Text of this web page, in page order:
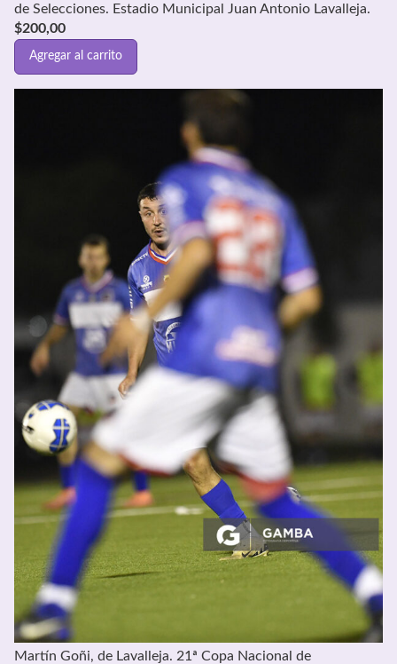
de Selecciones. Estadio Municipal Juan Antonio Lavalleja.
$200,00
Agregar al carrito
Martín Goñi, de Lavalleja. 21ª Copa Nacional de